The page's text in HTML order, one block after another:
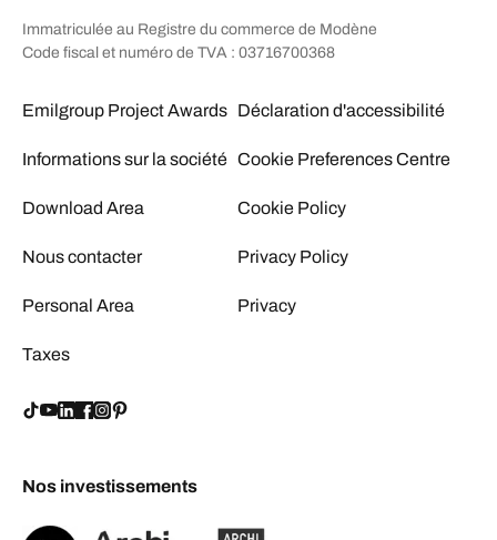
Immatriculée au Registre du commerce de Modène
Code fiscal et numéro de TVA : 03716700368
Emilgroup Project Awards
Informations sur la société
Download Area
Nous contacter
Personal Area
Taxes
Déclaration d'accessibilité
Cookie Preferences Centre
Cookie Policy
Privacy Policy
Privacy
Nos investissements